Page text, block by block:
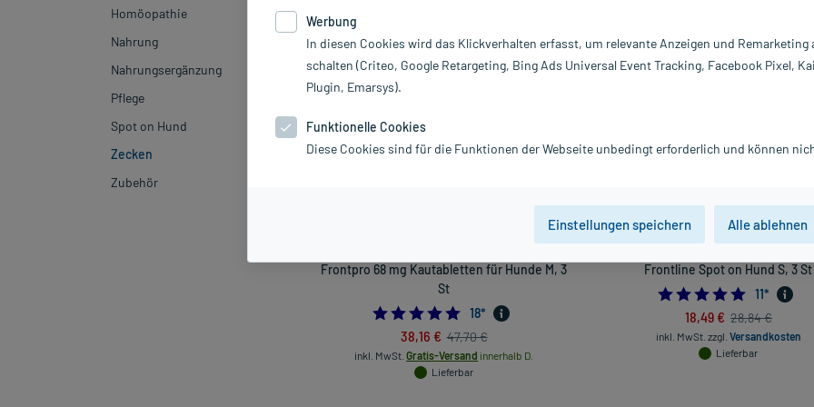
Homöopathie
Nahrung
Nahrungsergänzung
Pflege
Spot on Hund
Zecken
Zubehör
Hersteller
Sortieren Relevanz absteigend Produkte pro Seite: 24
-20%*
Frontpro 68 mg Kautabletten für Hunde M, 3
St
5.0
18*
38,16 € 47,70 €
inkl. MwSt. Gratis-Versand innerhalb D.
Lieferbar
Frontline Spot on Hund S, 3 St
5.0
11*
18,49 € 28,84 €
inkl. MwSt. zzgl. Versandkosten
Lieferbar
Werbung
In diesen Cookies wird das Klickverhalten erfasst, um relevante Anzeigen und Remarketing
schalten (Criteo, Google Retargeting, Bing Ads Universal Event Tracking, Facebook Pixel,
Plugin, Emarsys).
Funktionelle Cookies
Diese Cookies sind für die Funktionen der Webseite unbedingt erforderlich und können
Einstellungen speichern Alle ablehnen